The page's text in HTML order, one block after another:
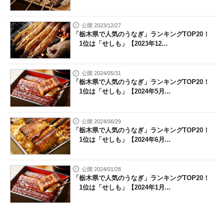
公開 2023/12/27
「栃木県で人気のうなぎ」ランキングTOP20！
1位は「せしも」【2023年12...
公開 2024/05/31
「栃木県で人気のうなぎ」ランキングTOP20！
1位は「せしも」【2024年5月...
公開 2024/06/29
「栃木県で人気のうなぎ」ランキングTOP20！
1位は「せしも」【2024年6月...
公開 2024/01/28
「栃木県で人気のうなぎ」ランキングTOP20！
1位は「せしも」【2024年1月...